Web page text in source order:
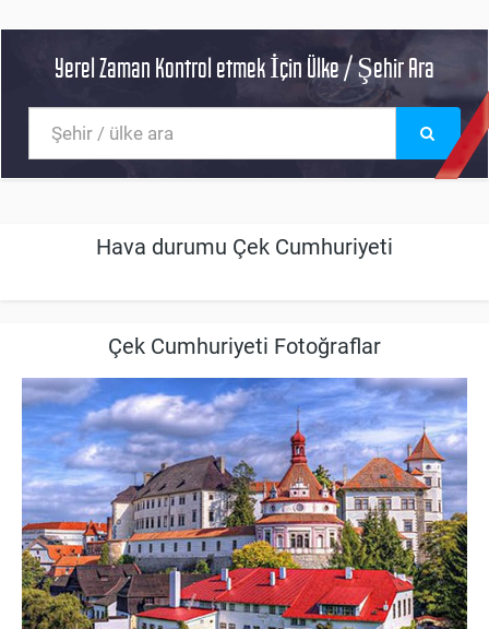
Yerel Zaman Kontrol etmek İçin Ülke / Şehir Ara
Hava durumu Çek Cumhuriyeti
Çek Cumhuriyeti Fotoğraflar